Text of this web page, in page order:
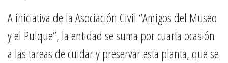
A iniciativa de la Asociación Civil “Amigos del Museo
y el Pulque”, la entidad se suma por cuarta ocasión
a las tareas de cuidar y preservar esta planta, que se